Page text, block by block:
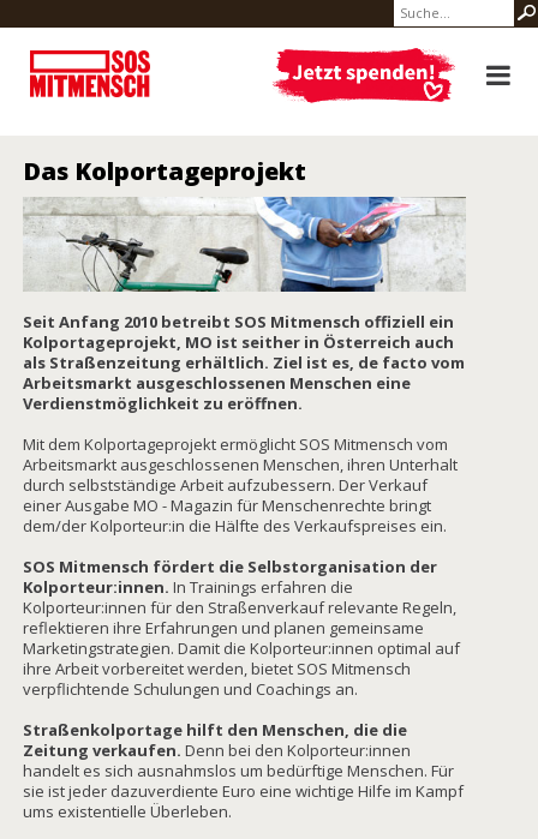
Das Kolportageprojekt
Seit Anfang 2010 betreibt SOS Mitmensch offiziell ein
Kolportageprojekt, MO ist seither in Österreich auch
als Straßenzeitung erhältlich. Ziel ist es, de facto vom
Arbeitsmarkt ausgeschlossenen Menschen eine
Verdienstmöglichkeit zu eröffnen.
Mit dem Kolportageprojekt ermöglicht SOS Mitmensch vom
Arbeitsmarkt ausgeschlossenen Menschen, ihren Unterhalt
durch selbstständige Arbeit aufzubessern. Der Verkauf
einer Ausgabe MO - Magazin für Menschenrechte bringt
dem/der Kolporteur:in die Hälfte des Verkaufspreises ein.
SOS Mitmensch fördert die Selbstorganisation der
Kolporteur:innen. In Trainings erfahren die
Kolporteur:innen für den Straßenverkauf relevante Regeln,
reflektieren ihre Erfahrungen und planen gemeinsame
Marketingstrategien. Damit die Kolporteur:innen optimal auf
ihre Arbeit vorbereitet werden, bietet SOS Mitmensch
verpflichtende Schulungen und Coachings an.
Straßenkolportage hilft den Menschen, die die
Zeitung verkaufen. Denn bei den Kolporteur:innen
handelt es sich ausnahmslos um bedürftige Menschen. Für
sie ist jeder dazuverdiente Euro eine wichtige Hilfe im Kampf
ums existentielle Überleben.